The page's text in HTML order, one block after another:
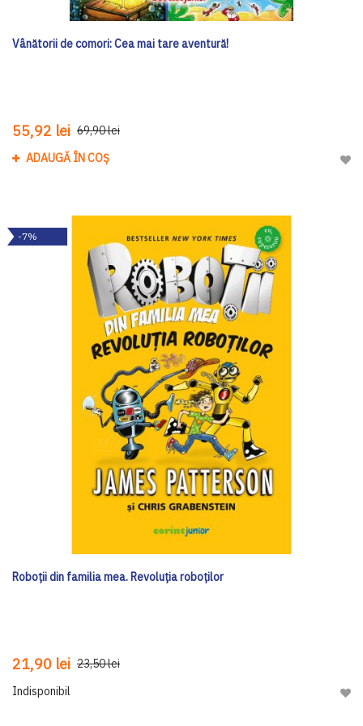
Vânătorii de comori: Cea mai tare aventură!
55,92 lei 69,90 lei
ADAUGĂ ÎN COȘ
-7%
Roboții din familia mea. Revoluția roboților
21,90 lei 23,50 lei
Indisponibil